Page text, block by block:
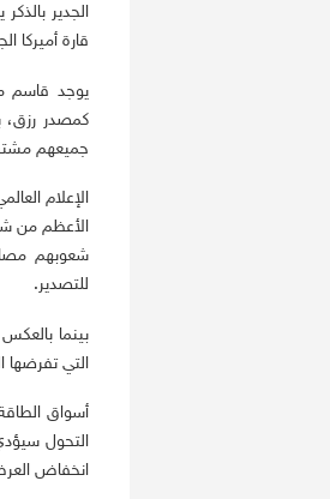
الجدير
قارة أميركا
يوجد قاسم
كمصدر رزق،
جميعهم
الإعلام
الأعظم من
شعوبهم
للتصدير.
بينما
التي تفرضها
أسواق
التحول
انخفاض